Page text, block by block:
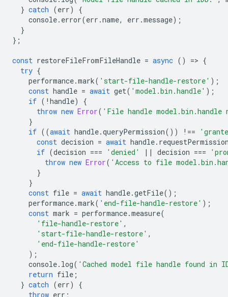
} catch (err)
{
console. error(err .name, err .message);
}
};
const restoreFileFromFileHandle = async () => {
try {
performance.mark( 'start-file-handle-restore' );
const handle = await get( 'model.bin.handle' );
if ( ! handle)
{
throw new Error( 'File handle
}
if ((await handle.queryPermission()) !==
const decision = await handle.
if (decision === 'denied' || decision ===
throw new Error( 'Access to file
}
}
const file = await handle.getFile();
performance.mark( 'end-file-handle-restore' );
const mark = performance.measure(
'file-handle-restore' ,
'start-file-handle-restore' ,
'end-file-handle-restore'
);
console. log( 'Cached model file handle found in
return file ;
} catch (err)
{
throw err ;